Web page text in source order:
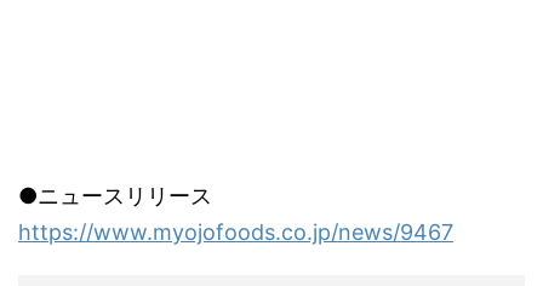
●ニュースリリース
https://www.myojofoods.co.jp/news/9467